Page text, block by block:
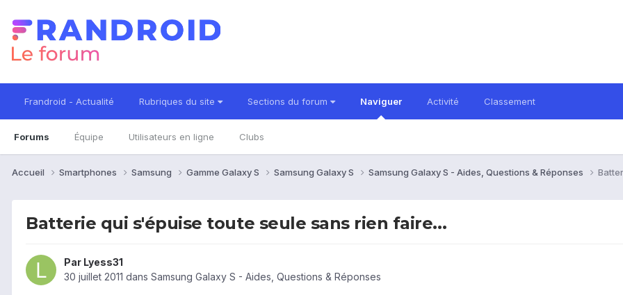
Frandroid - Actualité Rubriques du site Sections du forum Naviguer
Forums Équipe Utilisateurs en ligne Clubs
Activité Classement
Accueil Smartphones Samsung Gamme Galaxy S Samsung Galaxy S Samsung Galaxy S - Aides, Questions & Réponses
Batterie qui s'épuise toute seule sans rien faire...
Par Lyess31
30 juillet 2011 dans Samsung Galaxy S - Aides, Questions & Réponses